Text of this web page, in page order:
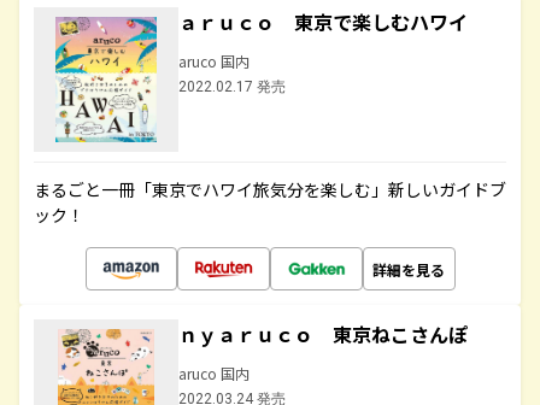
ａｒｕｃｏ 東京で楽しむハワイ
aruco 国内
2022.02.17 発売
まるごと一冊「東京でハワイ旅気分を楽しむ」新しいガイドブ
ック！
詳細を見る
ｎｙａｒｕｃｏ 東京ねこさんぽ
aruco 国内
2022.03.24 発売